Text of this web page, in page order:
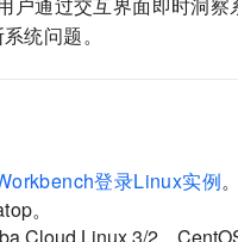
统问题。
登录Linux实例。
。
Cloud Linux 3/2、